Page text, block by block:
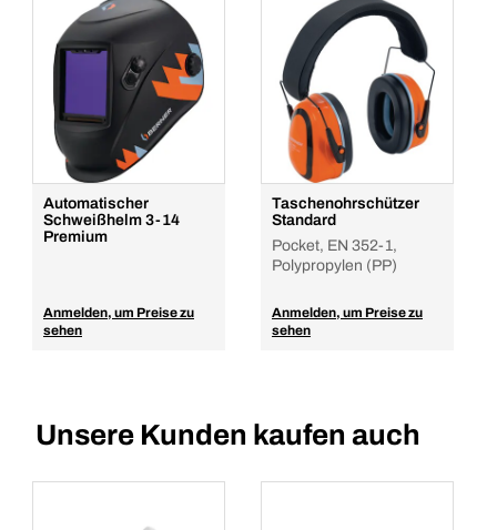
Automatischer
Schweißhelm 3-14
Premium
Anmelden, um Preise zu
sehen
Taschenohrschützer
Standard
Pocket, EN 352-1,
Polypropylen (PP)
Anmelden, um Preise zu
sehen
Unsere Kunden kaufen auch